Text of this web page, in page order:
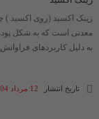
معدنی است که به شکل
به دلیل کاربردهای
تاریخ انتشار 12 مرداد 1404